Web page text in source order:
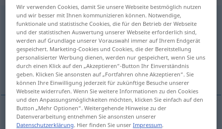
herabwürdigenv/t
Übersicht aller Übersetzungen
(Für mehr Details die Übersetzung anklicken/antippen)
унижать <-низить, -нижу>, умалять <-ить >
унижать<-низить, -нижу> herabwürdigen
Wir verwenden Cookies, damit Sie unsere Webseite bestmöglich nutzen
und wir besser mit Ihnen kommunizieren können. Notwendige,
funktionale und statistische Cookies, die für den Betrieb der Webseite
und der statistischen Auswertung unserer Webseite erforderlich sind,
werden auf Grundlage unserer Vorauswahl immer auf Ihrem Endgerät
gespeichert. Marketing-Cookies und Cookies, die der Bereitstellung
personalisierter Werbung dienen, werden nur gespeichert, wenn Sie uns
durch einen Klick auf den „Akzeptieren“-Button Ihr Einverständnis
geben. Klicken Sie ansonsten auf „Fortfahren ohne Akzeptieren“. Sie
können Ihre Einwilligung jederzeit für zukünftige Besuche unserer
Webseite widerrufen. Wenn Sie weitere Informationen zu den Cookies
und den Anpassungsmöglichkeiten möchten, klicken Sie einfach auf den
Button „Mehr Optionen“. Weitergehende Hinweise zu der
Datenverarbeitung entnehmen Sie ansonsten unserer
Datenschutzerklärung. Hier finden Sie unserImpressum.